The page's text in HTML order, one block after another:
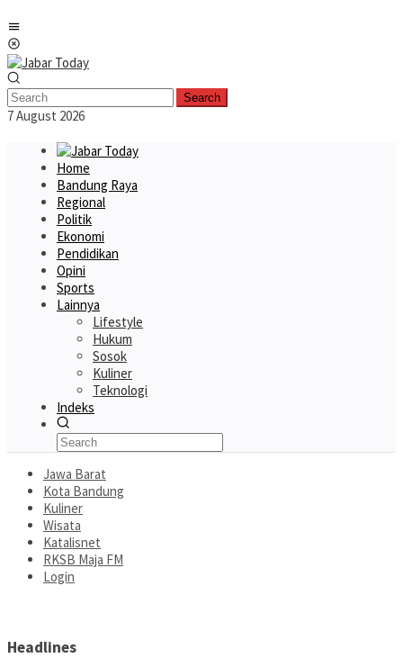
to
content
Search
7 August 2026
Home
Bandung Raya
Regional
Politik
Ekonomi
Pendidikan
Opini
Sports
Lainnya
Lifestyle
Hukum
Sosok
Kuliner
Teknologi
Indeks
Jawa Barat
Kota Bandung
Kuliner
Wisata
Katalisnet
RKSB Maja FM
Login
Headlines